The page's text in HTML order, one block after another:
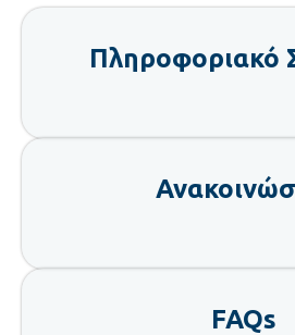
Πληροφοριακό
FAQs